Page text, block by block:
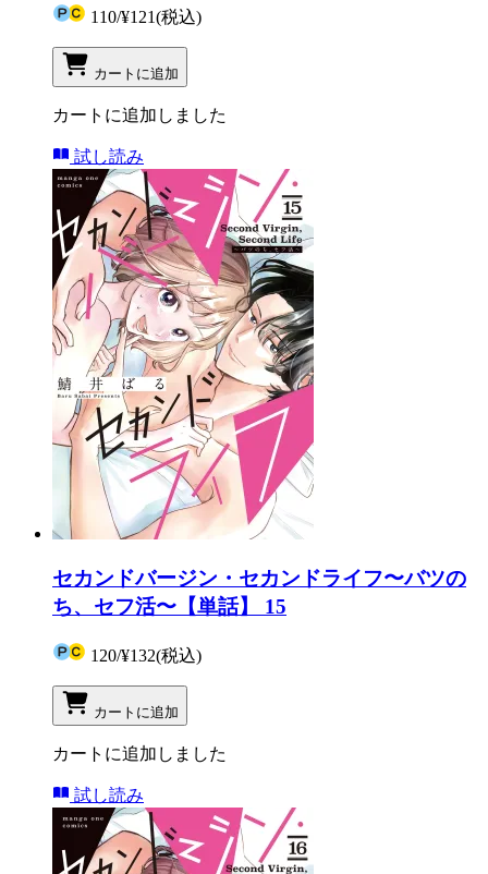
110/¥121(税込)
カートに追加
カートに追加しました
試し読み
セカンドバージン・セカンドライフ〜バツの
ち、セフ活〜【単話】 15
120/¥132(税込)
カートに追加
カートに追加しました
試し読み